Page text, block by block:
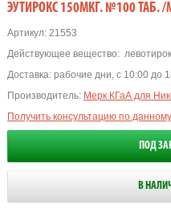
ЭУТИРОКС 150МКГ. №100 ТАБ. /
Артикул:21553
Действующее вещество:
Доставка: рабочие дни, с 10:00 до
Производитель: Мерк КГаА для
Получить консультацию по
ПОД
В